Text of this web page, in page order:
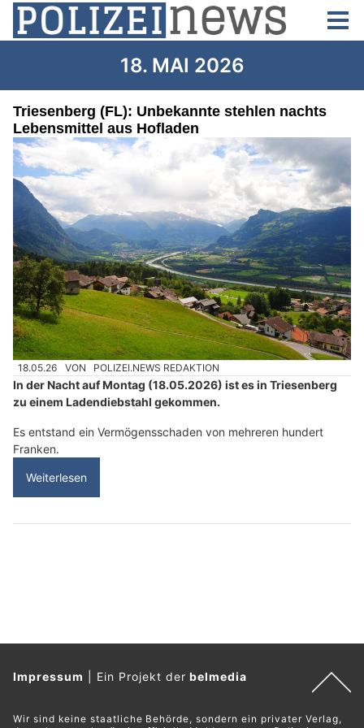
18. MAI 2026
Triesenberg (FL): Unbekannte stehlen nachts
Lebensmittel aus Hofladen
18.05.26 VON POLIZEI.NEWS REDAKTION
In der Nacht auf Montag (18.05.2026) ist es in Triesenberg
zu einem Ladendiebstahl gekommen.
Es entstand ein Vermögensschaden von mehreren hundert
Franken.
Weiterlesen
Impressum Ein Projekt derbelmedia
Wir sind keine staatliche Behörde, sondern ein privater Verlag,